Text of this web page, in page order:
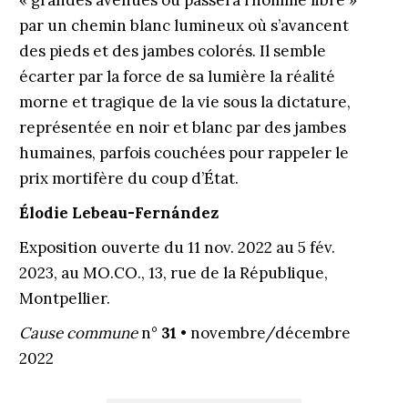
par un chemin blanc lumineux où s’avancent
des pieds et des jambes colorés. Il semble
écarter par la force de sa lumière la réalité
morne et tragique de la vie sous la dictature,
représentée en noir et blanc par des jambes
humaines, parfois couchées pour rappeler le
prix mortifère du coup d’État.
Élodie Lebeau-Fernández
Exposition ouverte du 11 nov. 2022 au 5 fév.
2023, au MO.CO., 13, rue de la République,
Montpellier.
Cause communen° 31 • novembre/décembre
2022